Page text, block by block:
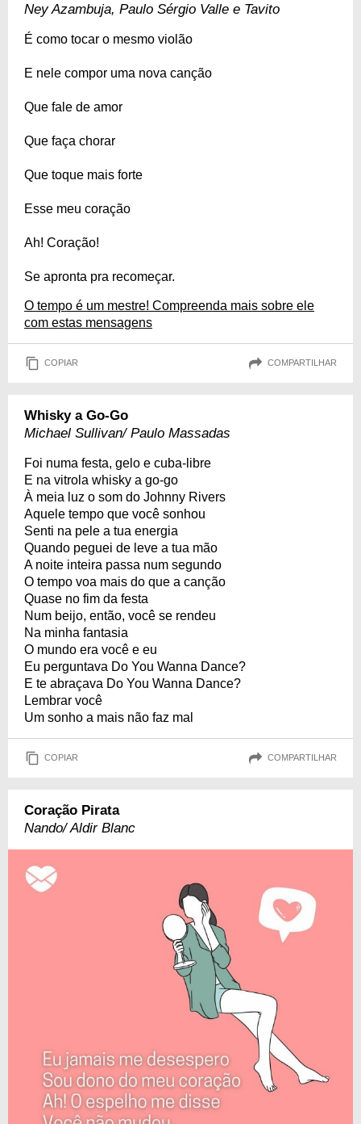
Ney Azambuja, Paulo Sérgio Valle e Tavito
É como tocar o mesmo violão
E nele compor uma nova canção
Que fale de amor
Que faça chorar
Que toque mais forte
Esse meu coração
Ah! Coração!
Se apronta pra recomeçar.
O tempo é um mestre! Compreenda mais sobre ele
com estas mensagens
COPIAR COMPARTILHAR
Whisky a Go-Go
Michael Sullivan/ Paulo Massadas
Foi numa festa, gelo e cuba-libre
E na vitrola whisky a go-go
À meia luz o som do Johnny Rivers
Aquele tempo que você sonhou
Senti na pele a tua energia
Quando peguei de leve a tua mão
A noite inteira passa num segundo
O tempo voa mais do que a canção
Quase no fim da festa
Num beijo, então, você se rendeu
Na minha fantasia
O mundo era você e eu
Eu perguntava Do You Wanna Dance?
E te abraçava Do You Wanna Dance?
Lembrar você
Um sonho a mais não faz mal
COPIAR COMPARTILHAR
Coração Pirata
Nando/ Aldir Blanc